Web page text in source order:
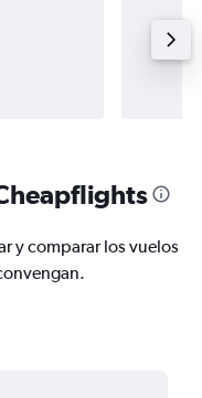
y comparar los vuelos